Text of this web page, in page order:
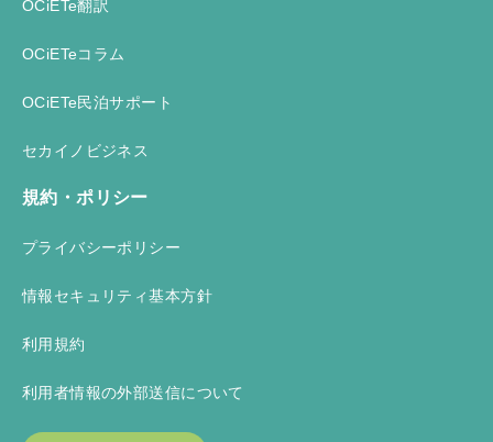
OCiETe翻訳
OCiETeコラム
OCiETe民泊サポート
セカイノビジネス
規約・ポリシー
プライバシーポリシー
情報セキュリティ基本方針
利用規約
利用者情報の外部送信について